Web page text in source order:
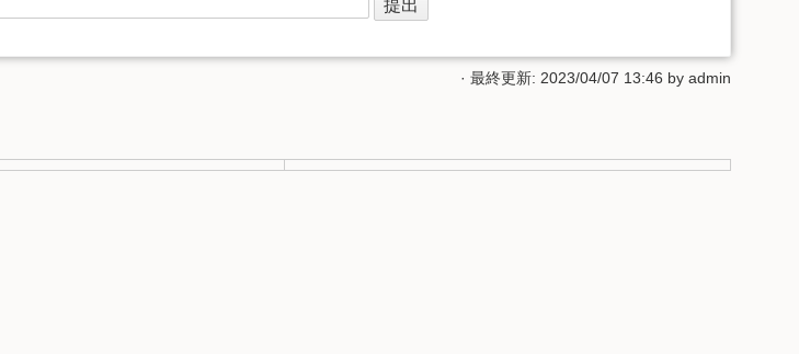
· 最終更新: 2023/04/07 13:46 by admin